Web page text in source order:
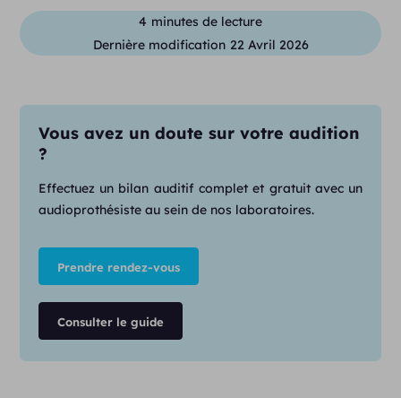
4 minutes de lecture
Dernière modification 22 Avril 2026
Vous avez un doute sur votre audition
?
Effectuez un bilan auditif complet et gratuit avec un
audioprothésiste au sein de nos laboratoires.
Prendre rendez-vous
Consulter le guide